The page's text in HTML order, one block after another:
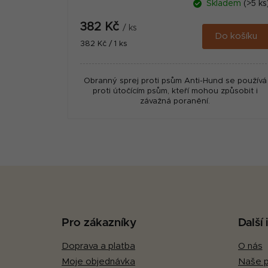
Skladem (>5
382 Kč / ks
Měrná
382 Kč / 1 ks
Do košíku
Obranný sprej proti psům Anti-Hund se používá
proti útočícím psům, kteří mohou způsobit i
závažná poranění.
Pro zákazníky
Doprava a platba
Moje objednávka
Další
O nás
Naše